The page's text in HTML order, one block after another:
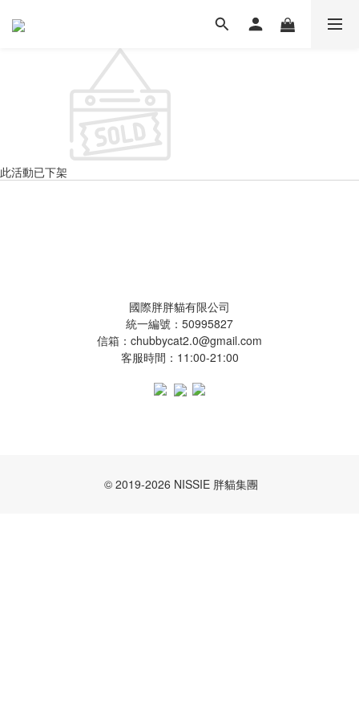
此活動已下架
國際胖胖貓有限公司
統一編號：50995827
信箱：chubbycat2.0@gmail.com
客服時間：11:00-21:00
© 2019-2026 NISSIE 胖貓集團